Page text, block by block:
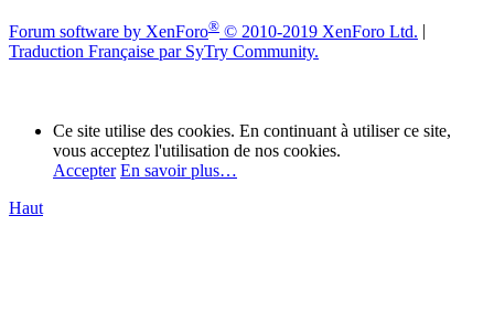
Forum software by XenForo® © 2010-2019 XenForo Ltd.
Traduction Française par SyTry Community.
Ce site utilise des cookies. En continuant à utiliser ce site,
vous acceptez l'utilisation de nos cookies.
Accepter En savoir plus…
Haut